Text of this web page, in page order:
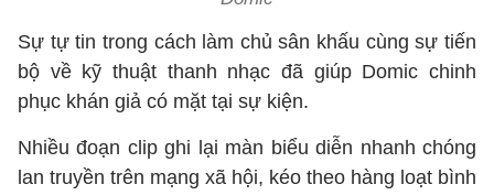
Sự tự tin trong cách làm chủ sân khấu cùng sự tiến
bộ về kỹ thuật thanh nhạc đã giúp Domic chinh
phục khán giả có mặt tại sự kiện.
Nhiều đoạn clip ghi lại màn biểu diễn nhanh chóng
lan truyền trên mạng xã hội, kéo theo hàng loạt bình